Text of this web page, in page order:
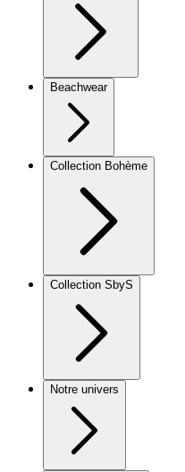
Beachwear
Collection Bohème
Collection SbyS
Notre univers